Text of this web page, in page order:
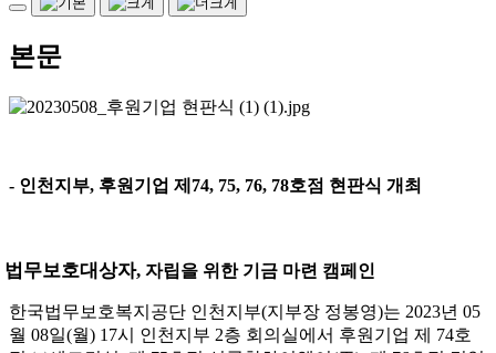
본문
- 인천지부, 후원기업 제 74, 75, 76, 78호점 현판식 개최
법무보호대상자,자립을 위한 기금 마련 캠페인
한국법무보호복지공단 인천지부(지부장 정봉영)는 2023년 05
월 08일(월) 17시 인천지부 2층 회의실에서 후원기업 제 74호